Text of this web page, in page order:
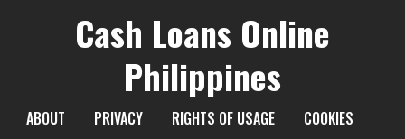
Cash Loans Online
Philippines
ABOUT PRIVACY RIGHTS OF USAGE
COOKIES